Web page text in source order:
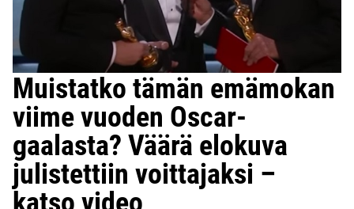
Muistatko tämän emämokan
viime vuoden Oscar-
gaalasta? Väärä elokuva
julistettiin voittajaksi –